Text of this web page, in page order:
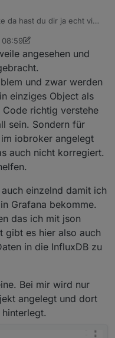
AC. Das habe ich per try
herausbekommen
thing/property/get
(Mit jadex) - um die
für das ansteuern
den DNS umzubiegen
eigenen Server verbindet
eingefüllter variable
debug modus, man
für die app anlegen)
ssl traffic mitlesen zu
wenn es keine api gibt)
da hast du dir ja echt viel
mir aber die nächsten
sehr gespannt.
08:59
1. Jan. 2023, 10:04
angesehen und
und zwar werden
einziges Object als
richtig verstehe
sein. Sondern für
iobroker angelegt
auch nicht korregiert.
einzelnd damit ich
Grafana bekomme.
das ich mit json
gibt es hier also auch
in die InfluxDB zu
Bei mir wird nur
angelegt und dort